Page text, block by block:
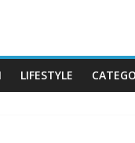
LIFESTYLE